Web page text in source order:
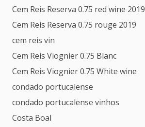
Cem Reis Reserva 0.75 red wine 2019
Cem Reis Reserva 0.75 rouge 2019
cem reis vin
Cem Reis Viognier 0.75 Blanc
Cem Reis Viognier 0.75 White wine
condado portucalense
condado portucalense vinhos
Costa Boal